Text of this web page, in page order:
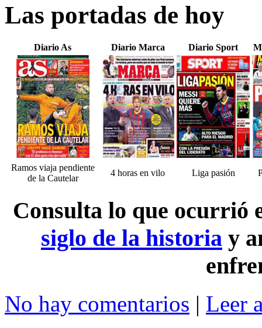
Las portadas de hoy
Diario As Diario Marca Diario Sport
Ramos viaja pendiente
de la Cautelar
4 horas en vilo Liga pasión
Consulta lo que ocurrió
siglo de la historia y
No hay comentarios | Leer